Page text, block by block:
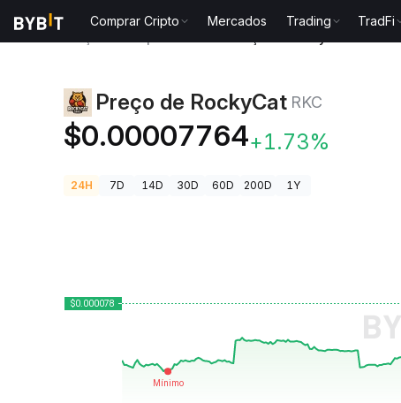
Comprar Cripto Mercados Trading TradFi
Preço de RockyCat RKC
$0.00007764+1.73%
24H 7D 14D 30D 60D 200D 1Y